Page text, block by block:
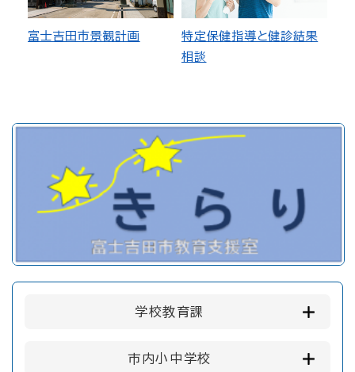
富士吉田市景観計画
特定保健指導と健診結果
相談
学校教育課
市内小中学校